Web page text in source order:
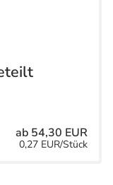
ab 54,30 EUR
0,27 EUR/Stück